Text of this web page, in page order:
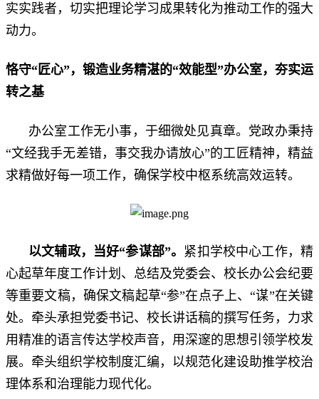
实实践者，切实把理论学习成果转化为推动工作的强大
动力。
恪守“匠心”，锻造业务精湛的“效能型”办公室，夯实运
转之基
办公室工作无小事，于细微处见真章。党政办秉持
“文经我手无差错，事交我办请放心”的工匠精神，精益
求精做好每一项工作，确保学校中枢系统高效运转。
以文辅政，当好“参谋部”。 紧扣学校中心工作，精
心起草年度工作计划、总结及党委会、校长办公会纪要
等重要文稿，确保文稿起草“参”在点子上、“谋”在关键
处。牵头承担党委书记、校长讲话稿的撰写任务，力求
用精准的语言传达学校声音，用深邃的思想引领学校发
展。牵头组织学校制度汇编，以规范化建设助推学校治
理体系和治理能力现代化。